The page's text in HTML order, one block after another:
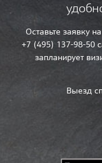
Оставьте заявку
+7 (495) 137-98-50
запланирует
Выезд